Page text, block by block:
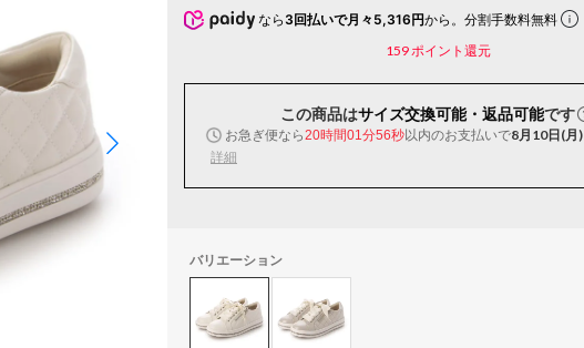
なら 3回払いで月々5,316円から。分割手数料無料
159ポイント還元
この商品はサイズ交換可能・返品可能です
お急ぎ便なら20時間01分55秒以内のお支払いで8月10日(月)
詳細
バリエーション